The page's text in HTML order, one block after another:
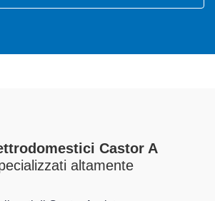
Castor A
altamente